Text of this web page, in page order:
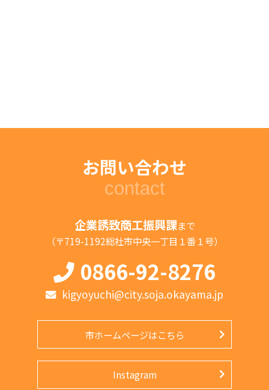
お問い合わせ
contact
企業誘致商工振興課まで
（〒719-1192総社市中央一丁目１番１号）
0866-92-8276
kigyoyuchi@city.soja.okayama.jp
市ホームページはこちら
Instagram